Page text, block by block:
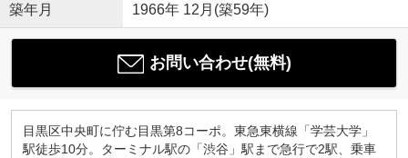
築年月 1966年 12月(築59年)
お問い合わせ(無料)
目黒区中央町に佇む目黒第8コーポ。東急東横線「学芸大学」
駅徒歩10分。ターミナル駅の「渋谷」駅まで急行で2駅、乗車